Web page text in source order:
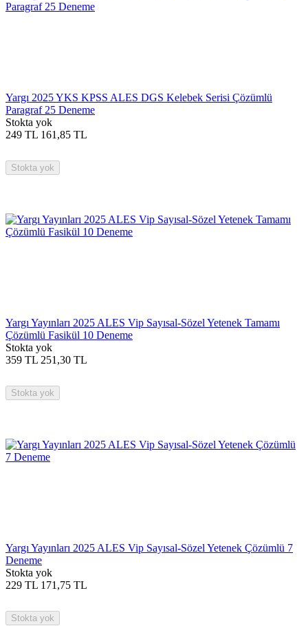
Yargı 2025 YKS KPSS ALES DGS Kelebek Serisi Çözümlü
Paragraf 25 Deneme
Stokta yok
249 TL 161,85 TL
Stokta yok
Yargı Yayınları 2025 ALES Vip Sayısal-Sözel Yetenek Tamamı
Çözümlü Fasikül 10 Deneme
Stokta yok
359 TL 251,30 TL
Stokta yok
Yargı Yayınları 2025 ALES Vip Sayısal-Sözel Yetenek Çözümlü 7
Deneme
Stokta yok
229 TL 171,75 TL
Stokta yok